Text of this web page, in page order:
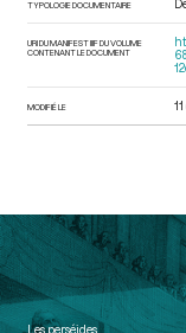
TYPOLOGIE DOCUMENTAIRE
URI DU MANIFEST IIIF DU VOLUME
CONTENANT LE DOCUMENT
MODIFIÉ LE
Les perséides